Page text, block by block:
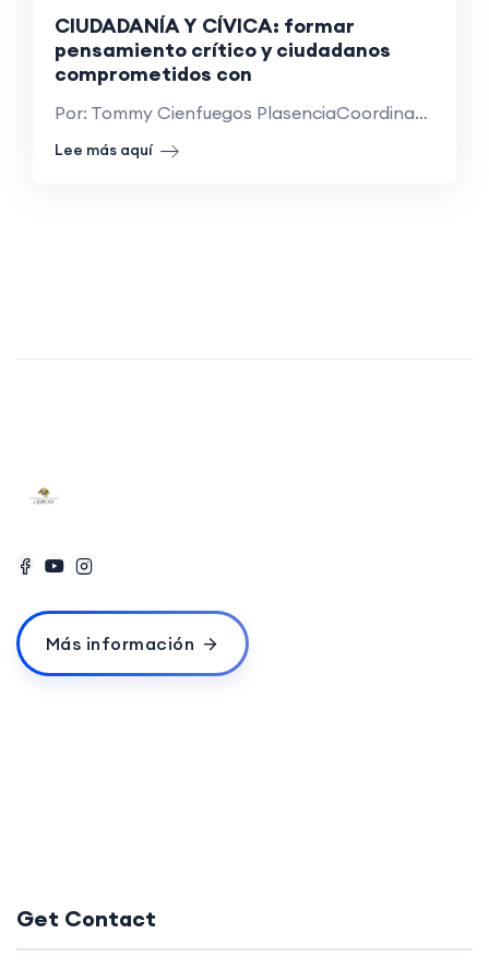
CIUDADANÍA Y CÍVICA: formar
pensamiento crítico y ciudadanos
comprometidos con
Por: Tommy Cienfuegos PlasenciaCoordinador de la asignatura de Ciudadanía y
Lee más aquí
Más información
Get Contact